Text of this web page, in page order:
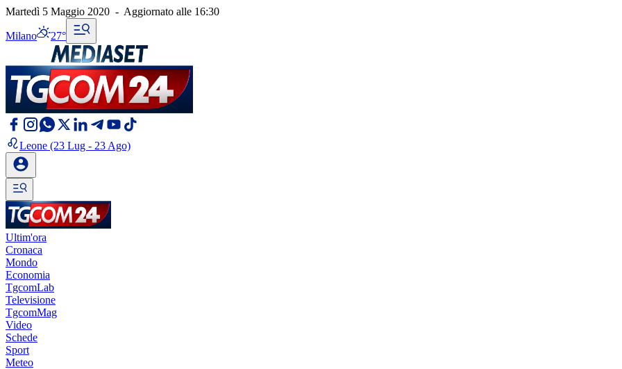
Martedì 5 Maggio 2020 - Aggiornato alle 16:30
Milano 27°
Leone (23 Lug - 23 Ago)
Ultim'ora
Cronaca
Mondo
Economia
TgcomLab
Televisione
TgcomMag
Video
Schede
Sport
Meteo